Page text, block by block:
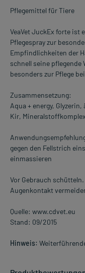
Pflegemittel für Tiere
VeaVet JuckEx forte ist
Pflegespray zur
Empfindlichkeiten der
schnell seine pflegende
besonders zur Pflege
Zusammensetzung:
Aqua + energy,
Kir, Mineralstoffkomplex
gegen den Fellstrich
einmassieren
Vor Gebrauch schütteln.
Augenkontakt
Quelle: www.cdvet.eu
Stand: 09/2015
Hinweis: